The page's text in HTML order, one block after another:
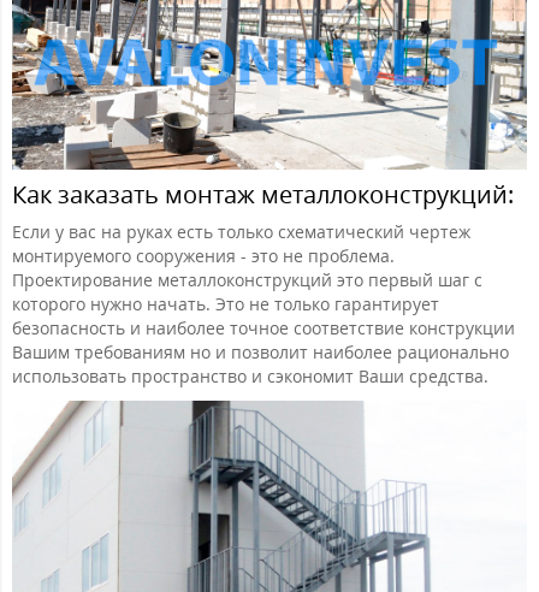
Как заказать монтаж металлоконструкций:
Если у вас на руках есть только схематический чертеж
монтируемого сооружения - это не проблема.
Проектирование металлоконструкций это первый шаг с
которого нужно начать. Это не только гарантирует
безопасность и наиболее точное соответствие конструкции
Вашим требованиям но и позволит наиболее рационально
использовать пространство и сэкономит Ваши средства.